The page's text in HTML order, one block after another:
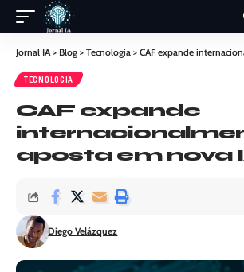
Jornal IA> Blog > Tecnologia > CAF expande
TECNOLOGIA
CAF expande
aposta em nova
Diego Velázquez